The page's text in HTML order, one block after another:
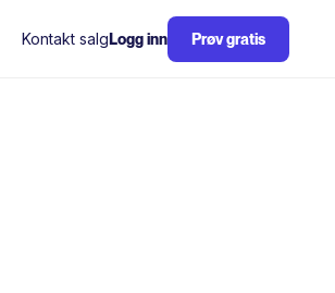
Kontakt salg Logg inn Prøv gratis